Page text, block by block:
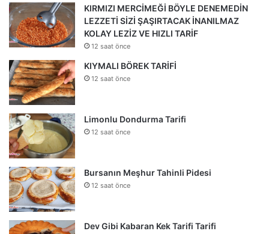
KIRMIZI MERCİMEĞİ BÖYLE DENEMEDİN
LEZZETİ SİZİ ŞAŞIRTACAK İNANILMAZ
KOLAY LEZİZ VE HIZLI TARİF
12 saat önce
KIYMALI BÖREK TARİFİ
12 saat önce
Limonlu Dondurma Tarifi
12 saat önce
Bursanın Meşhur Tahinli Pidesi
12 saat önce
Dev Gibi Kabaran Kek Tarifi Tarifi